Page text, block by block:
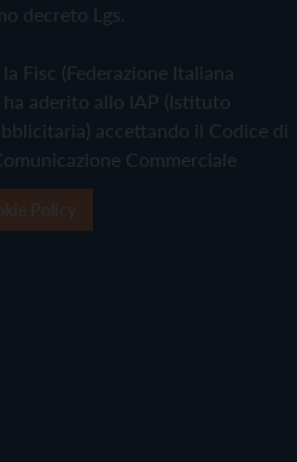
decreto Lgs.
Fisc (Federazione Italiana
aderito allo IAP (Istituto
accettando il Codice di
Commerciale